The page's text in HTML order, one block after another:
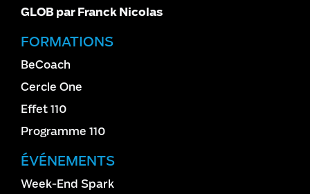
GLOB par Franck Nicolas
FORMATIONS
BeCoach
Cercle One
Effet 110
Programme 110
ÉVÉNEMENTS
Week-End Spark